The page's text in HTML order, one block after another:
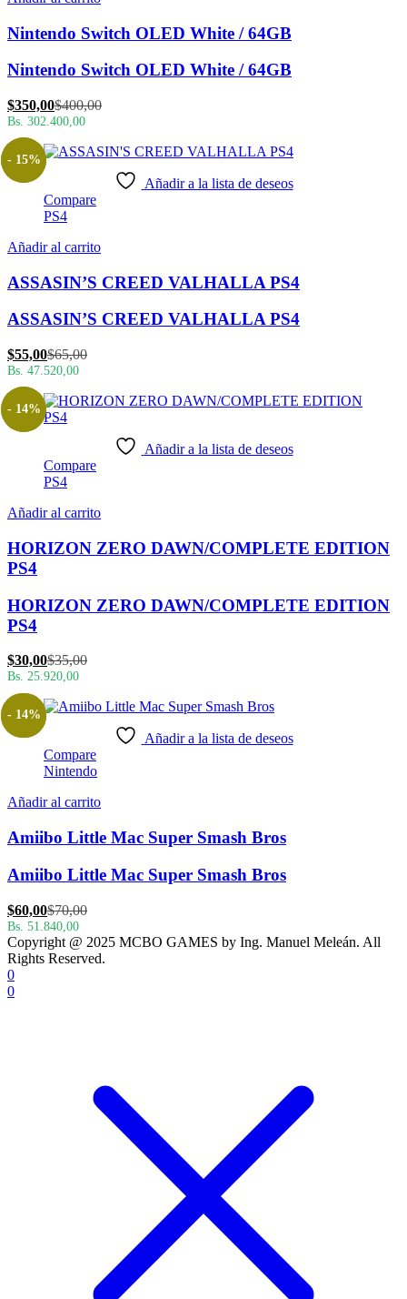
Nintendo Switch OLED White / 64GB
Nintendo Switch OLED White / 64GB
$350,00El
precio
es:
$400,00El
era:
$400,00.
Bs. 302.400,00
Añadir a la lista de deseos
Compare
PS4
Añadir al carrito
ASSASIN’S CREED VALHALLA PS4
ASSASIN’S CREED VALHALLA PS4
$55,00El
precio
es:
$55,00.
$65,00El
era:
Bs. 47.520,00
- 15%
Añadir a la lista de deseos
Compare
PS4
Añadir al carrito
HORIZON ZERO DAWN/COMPLETE EDITION
PS4
HORIZON ZERO DAWN/COMPLETE EDITION
PS4
$30,00El
precio
es:
$35,00El
era:
$35,00.
Bs. 25.920,00
- 14%
Añadir a la lista de deseos
Compare
Nintendo
Añadir al carrito
Amiibo Little Mac Super Smash Bros
Amiibo Little Mac Super Smash Bros
$60,00El
precio
actual
es:
$70,00El
original
era:
Bs. 51.840,00
- 14%
Copyright @ 2025 MCBO GAMES by Ing. Manuel Meleán. All
Rights Reserved.
0
0